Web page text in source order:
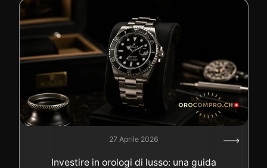
27 Aprile 2026
Investire in orologi di lusso: una guida